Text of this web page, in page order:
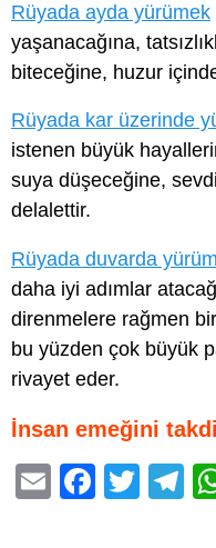
Rüyada ayda yürümek
yaşanacağına,
biteceğine, huzur
Rüyada kar üzerinde
istenen büyük
suya düşeceğine,
delalettir.
Rüyada duvarda
daha iyi adımlar
direnmelere rağmen
bu yüzden çok büyük
rivayet eder.
İnsan emeğini
E
F
T
T